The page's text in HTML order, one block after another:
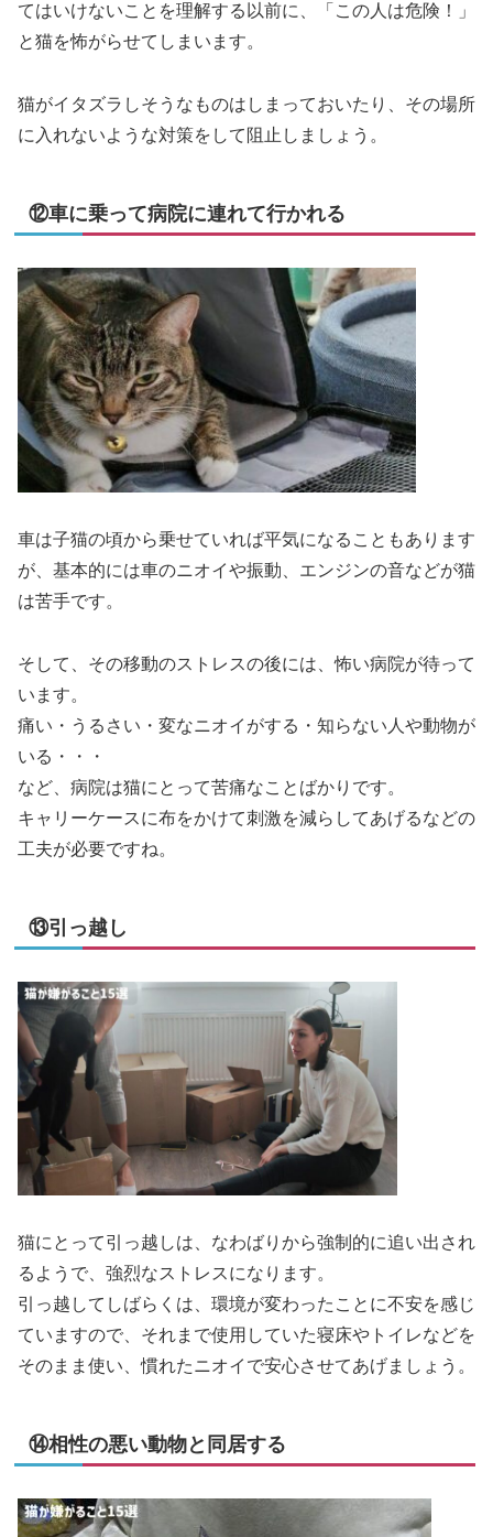
てはいけないことを理解する以前に、「この人は危険！」
と猫を怖がらせてしまいます。
猫がイタズラしそうなものはしまっておいたり、その場所
に入れないような対策をして阻止しましょう。
⑫車に乗って病院に連れて行かれる
車は子猫の頃から乗せていれば平気になることもあります
が、基本的には車のニオイや振動、エンジンの音などが猫
は苦手です。
そして、その移動のストレスの後には、怖い病院が待って
います。
痛い・うるさい・変なニオイがする・知らない人や動物が
いる・・・
など、病院は猫にとって苦痛なことばかりです。
キャリーケースに布をかけて刺激を減らしてあげるなどの
工夫が必要ですね。
⑬引っ越し
猫にとって引っ越しは、なわばりから強制的に追い出され
るようで、強烈なストレスになります。
引っ越してしばらくは、環境が変わったことに不安を感じ
ていますので、それまで使用していた寝床やトイレなどを
そのまま使い、慣れたニオイで安心させてあげましょう。
⑭相性の悪い動物と同居する